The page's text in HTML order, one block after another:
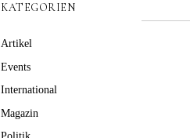
KATEGORIEN
Artikel
Events
International
Magazin